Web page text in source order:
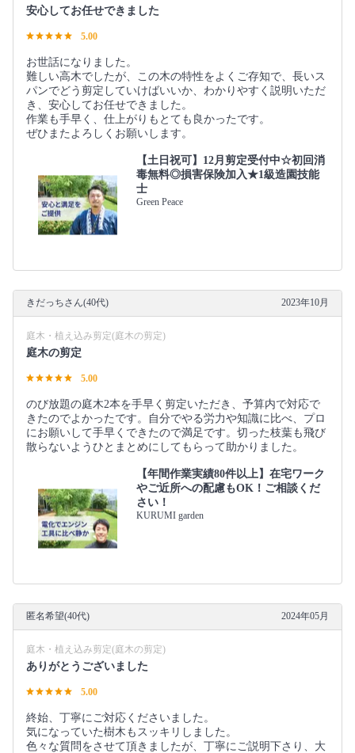
安心してお任せできました
5.00
お世話になりました。
難しい高木でしたが、この木の特性をよくご存知で、長いス
パンでどう剪定していけばいいか、わかりやすく説明いただ
き、安心してお任せできました。
作業も手早く、仕上がりもとても良かったです。
ぜひまたよろしくお願いします。
【土日祝可】12月剪定受付中☆初回消
毒無料◎損害保険加入★1級造園技能
士
Green Peace
きだっちさん(40代) 2023年10月
庭木・植え込み剪定(庭木の剪定)
庭木の剪定
5.00
のび放題の庭木2本を手早く剪定いただき、予算内で対応で
きたのでよかったです。自分でやる労力や知識に比べ、プロ
にお願いして手早くできたので満足です。切った枝葉も飛び
散らないようひとまとめにしてもらって助かりました。
【年間作業実績80件以上】在宅ワーク
やご近所への配慮もOK！ご相談くだ
さい！
KURUMI garden
匿名希望(40代) 2024年05月
庭木・植え込み剪定(庭木の剪定)
ありがとうございました
5.00
終始、丁寧にご対応くださいました。
気になっていた樹木もスッキリしました。
色々な質問をさせて頂きましたが、丁寧にご説明下さり、大